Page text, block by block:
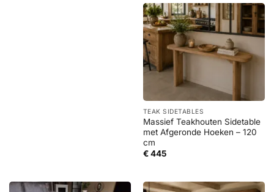
TEAK SIDETABLES
Massief Teakhouten Sidetable
met Afgeronde Hoeken – 120
cm
€445